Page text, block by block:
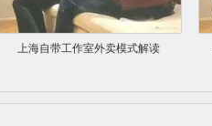
上海自带工作室外卖模式解读